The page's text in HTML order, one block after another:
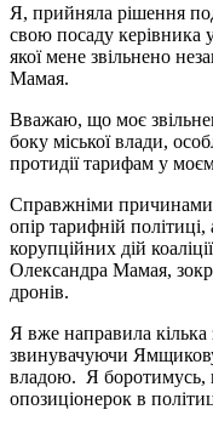
Я, прийняла рішення
свою посаду керівника
якої мене звільнено
Мамая.
Вважаю, що моє
боку міської влади,
протидії тарифам у
Справжніми причинами
опір тарифній
корупційних дій
Олександра Мамая,
дронів.
Я вже направила кілька
звинувачуючи
владою. Я боротимусь,
опозиціонерок в